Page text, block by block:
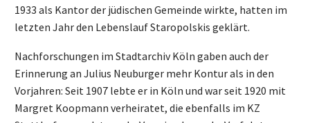
1933 als Kantor der jüdischen Gemeinde wirkte, hatten im
letzten Jahr den Lebenslauf Staropolskis geklärt.
Nachforschungen im Stadtarchiv Köln gaben auch der
Erinnerung an Julius Neuburger mehr Kontur als in den
Vorjahren: Seit 1907 lebte er in Köln und war seit 1920 mit
Margret Koopmann verheiratet, die ebenfalls im KZ